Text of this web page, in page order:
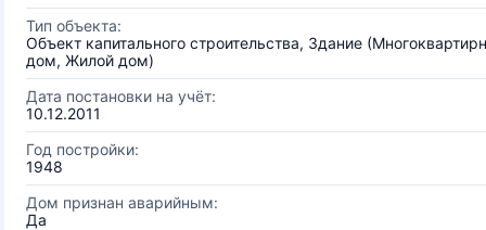
Тип объекта:
Объект капитального строительства, Здание
дом, Жилой дом)
Дата постановки на учёт:
10.12.2011
Год постройки:
1948
Дом признан аварийным:
Да